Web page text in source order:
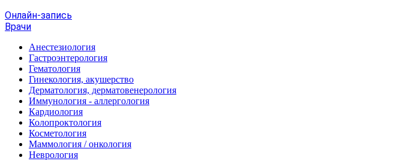
Онлайн-запись
Врачи
Анестезиология
Гастроэнтерология
Гематология
Гинекология, акушерство
Дерматология, дерматовенерология
Иммунология - аллергология
Кардиология
Колопроктология
Косметология
Маммология / онкология
Неврология